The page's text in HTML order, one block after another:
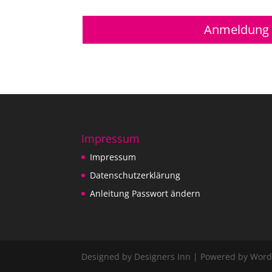
Anmeldung
Impressum
Impressum
Datenschutzerklärung
Anleitung Passwort ändern
Designed by Designers Inn | Powered by